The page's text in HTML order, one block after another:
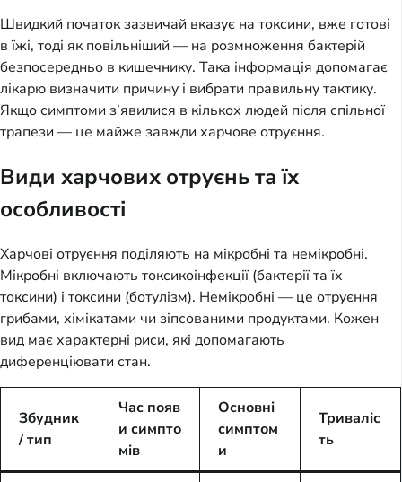
Швидкий початок зазвичай вказує на токсини, вже готові
в їжі, тоді як повільніший — на розмноження бактерій
безпосередньо в кишечнику. Така інформація допомагає
лікарю визначити причину і вибрати правильну тактику.
Якщо симптоми з’явилися в кількох людей після спільної
трапези — це майже завжди харчове отруєння.
Види харчових отруєнь та їх
особливості
Харчові отруєння поділяють на мікробні та немікробні.
Мікробні включають токсикоінфекції (бактерії та їх
токсини) і токсини (ботулізм). Немікробні — це отруєння
грибами, хімікатами чи зіпсованими продуктами. Кожен
вид має характерні риси, які допомагають
диференціювати стан.
Збудник
/ тип
Час появ
и симпто
мів
Основні
симптом
и
Триваліс
ть